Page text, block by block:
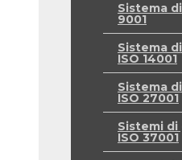
Sistema
9001
Sistema
ISO 14001
Sistema
ISO 27001
Sistemi
ISO 37001